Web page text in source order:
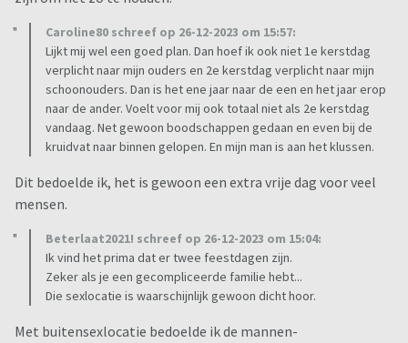
Caroline80 schreef op 26-12-2023 om 15:57:
Lijkt mij wel een goed plan. Dan hoef ik ook niet 1e kerstdag
verplicht naar mijn ouders en 2e kerstdag verplicht naar mijn
schoonouders. Dan is het ene jaar naar de een en het jaar erop
naar de ander. Voelt voor mij ook totaal niet als 2e kerstdag
vandaag. Net gewoon boodschappen gedaan en even bij de
kruidvat naar binnen gelopen. En mijn man is aan het klussen.
Dit bedoelde ik, het is gewoon een extra vrije dag voor veel
mensen.
Beterlaat2021! schreef op 26-12-2023 om 15:04:
Ik vind het prima dat er twee feestdagen zijn.
Zeker als je een gecompliceerde familie hebt...
Die sexlocatie is waarschijnlijk gewoon dicht hoor.
Met buitensexlocatie bedoelde ik de mannen-